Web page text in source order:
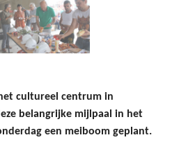
cultureel centrum in
belangrijke mijlpaal in het
een meiboom geplant.